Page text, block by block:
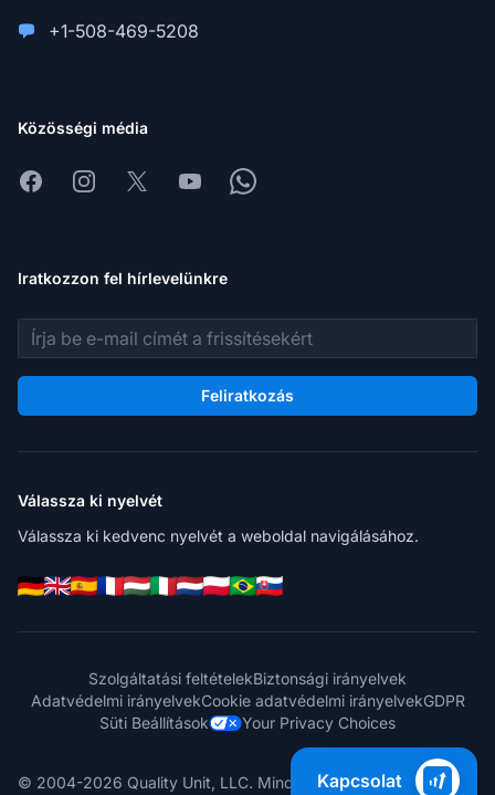
+1-508-469-5208
Közösségi média
FacebookInstagram
X YoutubeWhatsapp
Iratkozzon fel hírlevelünkre
E-mail cím
Feliratkozás
Válassza ki nyelvét
Válassza ki kedvenc nyelvét a weboldal navigálásához.
Szolgáltatási feltételekBiztonsági irányelvek
Adatvédelmi irányelvekCookie adatvédelmi irányelvekGDPR
Süti Beállítások
Your Privacy Choices
© 2004-2026 Quality Unit, LLC. Minden jog fenntartva.
Kapcsolat